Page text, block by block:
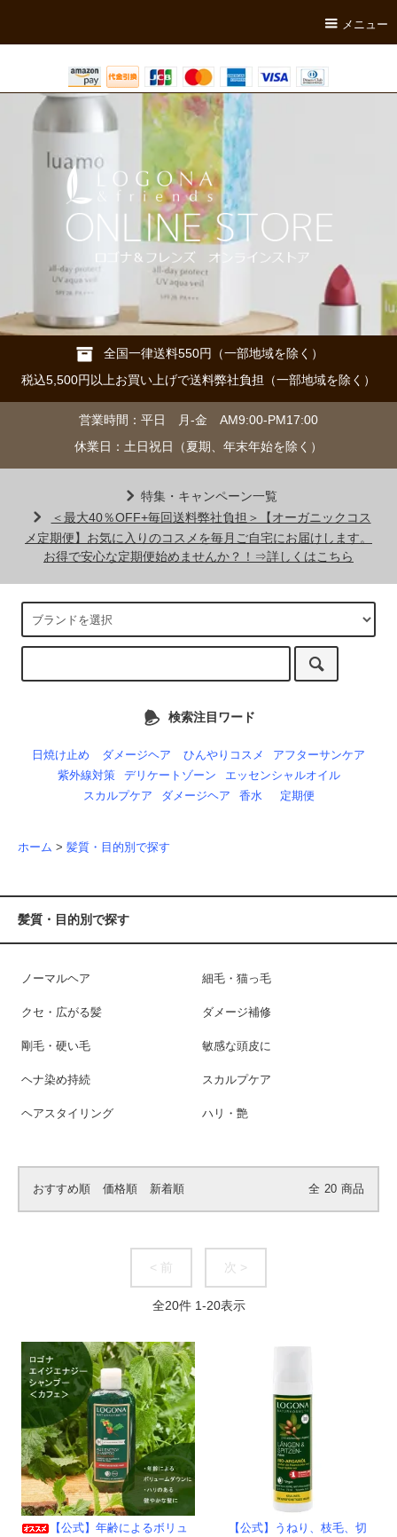
メニュー
全国一律送料550円（一部地域を除く）
税込5,500円以上お買い上げで送料弊社負担（一部地域を除く）
営業時間：平日 月-金 AM9:00-PM17:00
休業日：土日祝日（夏期、年末年始を除く）
特集・キャンペーン一覧
＜最大40％OFF+毎回送料弊社負担＞【オーガニックコス
メ定期便】お気に入りのコスメを毎月ご自宅にお届けします。
お得で安心な定期便始めませんか？！⇒詳しくはこちら
検索注目ワード
日焼け止め ダメージヘア ひんやりコスメ
アフターサンケア
紫外線対策
デリケートゾーン
エッセンシャルオイル
スカルプケア
ダメージヘア 香水 定期便
ホーム > 髪質・目的別で探す
髪質・目的別で探す
ノーマルヘア 細毛・猫っ毛
クセ・広がる髪 ダメージ補修
剛毛・硬い毛 敏感な頭皮に
ヘナ染め持続 スカルプケア
ヘアスタイリング ハリ・艶
おすすめ順 価格順 新着順 全 20 商品
< 前 次 >
全20件 1-20表示
【公式】年齢によるボリュ
【公式】うねり、枝毛、切